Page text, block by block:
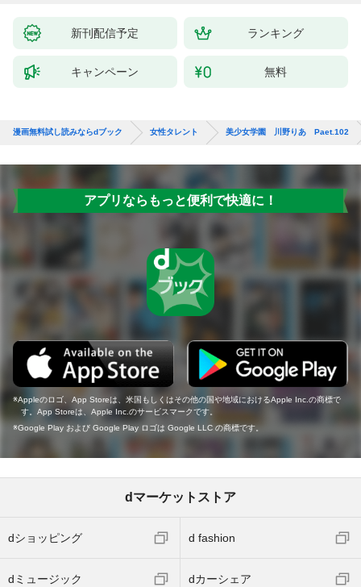
新刊配信予定 ランキング
キャンペーン 無料
漫画無料試し読みならdブック 女性タレント 美少女学園 川野りあ Paet.102
アプリならもっと便利で快適に！
Appleのロゴ、App Storeは、米国もしくはその他の国や地域におけるApple Inc.の商標で
す。App Storeは、Apple Inc.のサービスマークです。
Google Play および Google Play ロゴは Google LLC の商標です。
dマーケットストア
dショッピング d fashion
dミュージック dカーシェア